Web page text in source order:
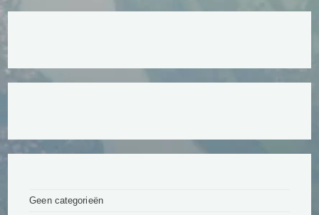
Geen categorieën